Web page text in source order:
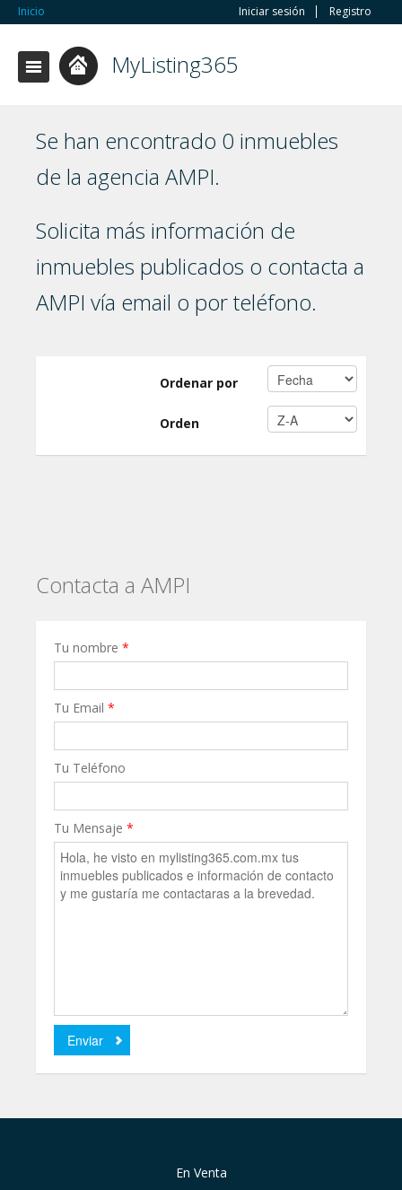
Inicio Iniciar sesión Registro
MyListing365
Se han encontrado 0 inmuebles
de la agencia AMPI.
Solicita más información de
inmuebles publicados o contacta a
AMPI vía email o por teléfono.
Ordenar por
Orden
Contacta a AMPI
Tu nombre *
Tu Email *
Tu Teléfono
Tu Mensaje *
En Venta